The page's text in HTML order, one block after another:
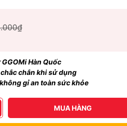
Hàn Quốc
chắn khi sử dụng
gỉ an toàn sức khỏe
MUA HÀNG